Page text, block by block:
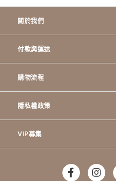
關於我們
付款與運送
購物流程
隱私權政策
VIP募集